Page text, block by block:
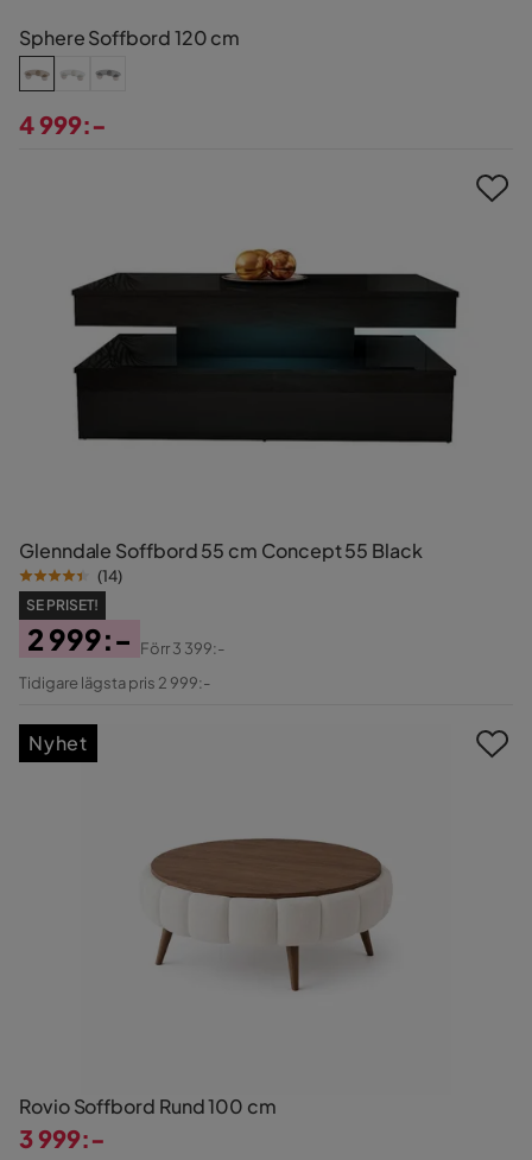
Sphere Soffbord 120 cm
4 999:-
Glenndale Soffbord 55 cm Concept 55 Black
(14)
SE PRISET!
Pris
2 999:-
Original
Förr3 399:-
Tidigare lägsta pris 2 999:-
Rovio Soffbord Rund 100 cm
3 999:-
Nyhet